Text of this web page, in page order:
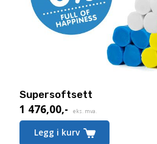
Supersoftsett
1 476,00,-
Nåværende
pris
eks. mva.
Legg i kurv